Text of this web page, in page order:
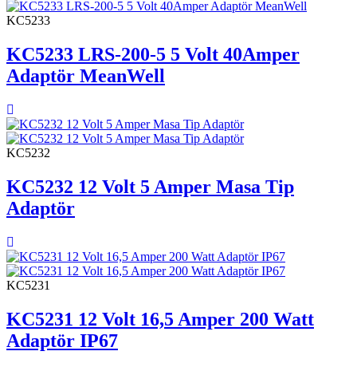
KC5233
KC5233 LRS-200-5 5 Volt 40Amper
Adaptör MeanWell
KC5232
KC5232 12 Volt 5 Amper Masa Tip
Adaptör
KC5231
KC5231 12 Volt 16,5 Amper 200 Watt
Adaptör IP67